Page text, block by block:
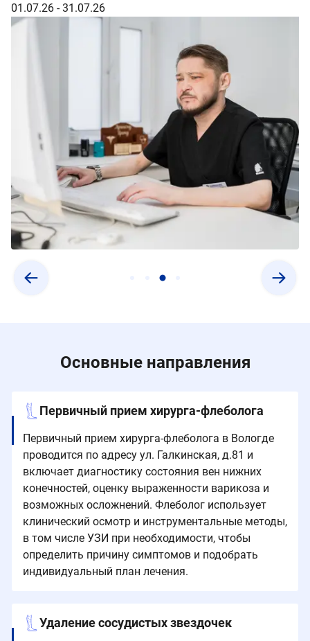
01.07.26 - 31.07.26
Основные направления
Первичный прием хирурга-флеболога
Первичный прием хирурга-флеболога в Вологде
проводится по адресу ул. Галкинская, д.81 и
включает диагностику состояния вен нижних
конечностей, оценку выраженности варикоза и
возможных осложнений. Флеболог использует
клинический осмотр и инструментальные методы,
в том числе УЗИ при необходимости, чтобы
определить причину симптомов и подобрать
индивидуальный план лечения.
Удаление сосудистых звездочек